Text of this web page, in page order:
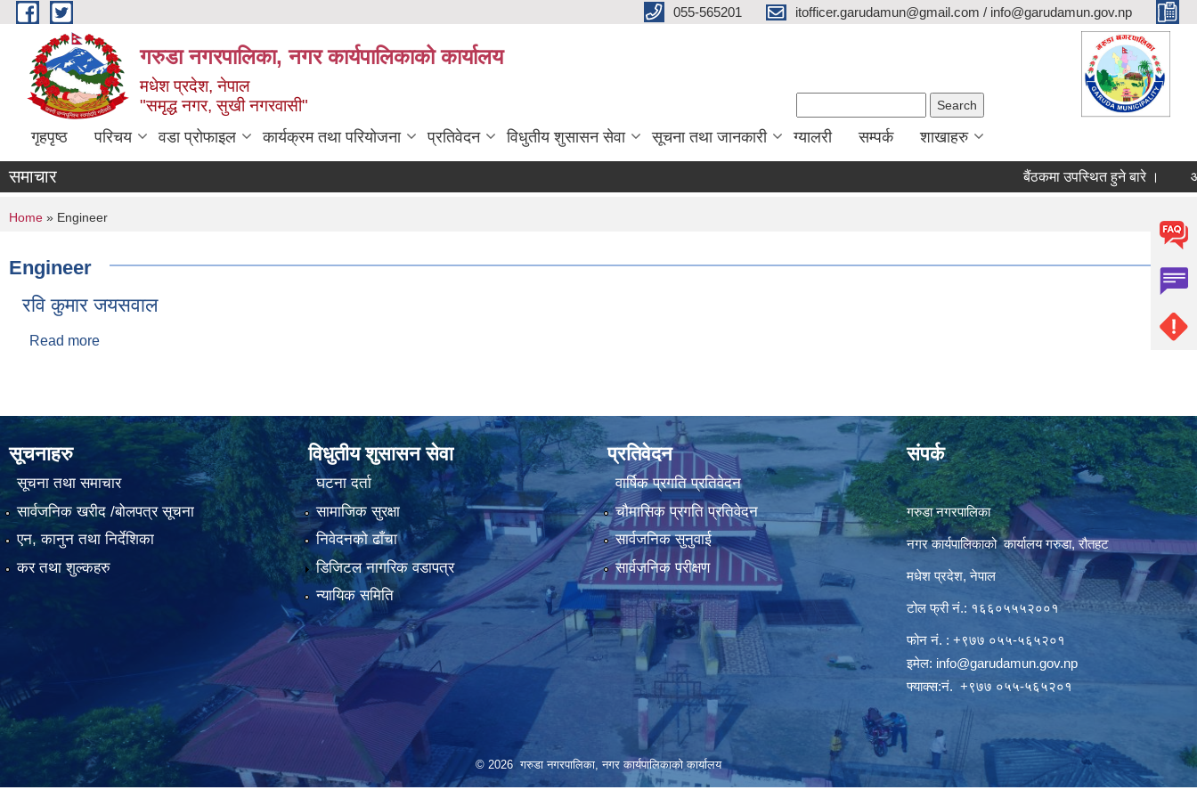
Skip to main content 055-565201 itofficer.garudamun@gmail.com / info@garudamun.gov.np
गरुडा नगरपालिका, नगर कार्यपालिकाको कार्यालय
मधेश प्रदेश, नेपाल
"समृद्ध नगर, सुखी नगरवासी"
गृहपृष्ठ परिचय वडा प्रोफाइल कार्यक्रम तथा परियोजना प्रतिवेदन विधुतीय शुसासन सेवा सूचना तथा जानकारी ग्यालरी सम्पर्क शाखाहरु
समाचार बैंठकमा उपस्थित हुने बारे ।
You are here
Home » Engineer
Engineer
रवि कुमार जयसवाल
Read more
सूचनाहरु
सूचना तथा समाचार
सार्वजनिक खरीद /बोलपत्र सूचना
एन, कानुन तथा निर्देशिका
कर तथा शुल्कहरु
विधुतीय शुसासन सेवा
घटना दर्ता
सामाजिक सुरक्षा
निवेदनको ढाँचा
डिजिटल नागरिक वडापत्र
न्यायिक समिति
प्रतिवेदन
वार्षिक प्रगति प्रतिवेदन
चौमासिक प्रगति प्रतिवेदन
सार्वजनिक सुनुवाई
सार्वजनिक परीक्षण
संपर्क
गरुडा नगरपालिका
नगर कार्यपालिकाको कार्यालय गरुडा, रौतहट
मधेश प्रदेश, नेपाल
टोल फ्री नं.: १६६०५५५२००१
फोन नं. : +९७७ ०५५-५६५२०१
इमेल: info@garudamun.gov.np
फ्याक्स:नं. +९७७ ०५५-५६५२०१
© 2026 गरुडा नगरपालिका, नगर कार्यपालिकाको कार्यालय